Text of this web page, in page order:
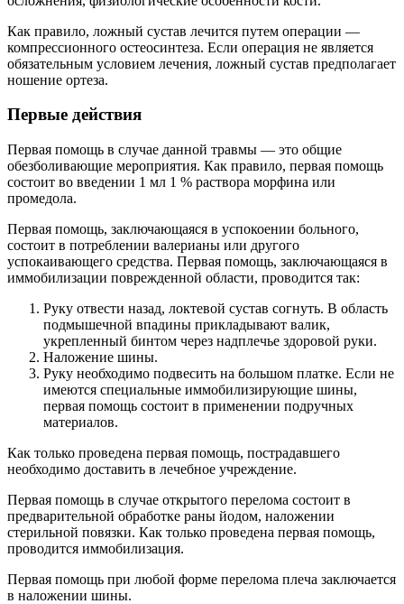
Как правило, ложный сустав лечится путем операции —
компрессионного остеосинтеза. Если операция не является
обязательным условием лечения, ложный сустав предполагает
ношение ортеза.
Первые действия
Первая помощь в случае данной травмы — это общие
обезболивающие мероприятия. Как правило, первая помощь
состоит во введении 1 мл 1 % раствора морфина или
промедола.
Первая помощь, заключающаяся в успокоении больного,
состоит в потреблении валерианы или другого
успокаивающего средства. Первая помощь, заключающаяся в
иммобилизации поврежденной области, проводится так:
Руку отвести назад, локтевой сустав согнуть. В область
подмышечной впадины прикладывают валик,
укрепленный бинтом через надплечье здоровой руки.
Наложение шины.
Руку необходимо подвесить на большом платке. Если не
имеются специальные иммобилизирующие шины,
первая помощь состоит в применении подручных
материалов.
Как только проведена первая помощь, пострадавшего
необходимо доставить в лечебное учреждение.
Первая помощь в случае открытого перелома состоит в
предварительной обработке раны йодом, наложении
стерильной повязки. Как только проведена первая помощь,
проводится иммобилизация.
Первая помощь при любой форме перелома плеча заключается
в наложении шины.